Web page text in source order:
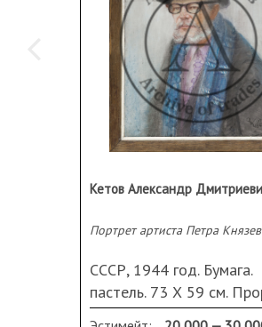
Портрет артиста Петра
СССР, 1944 год. Бумага.
пастель. 73 Х 59 см.
верхней правой части.